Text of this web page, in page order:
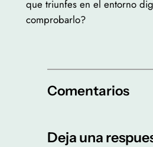
que triunfes en el entorno
comprobarlo?
Comentarios
Deja una